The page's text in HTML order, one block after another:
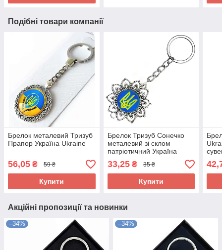
Подібні товари компанії
Брелок металевий Тризуб
Прапор Україна Ukraine
56,05 ₴ 59 ₴
Купити
Брелок Тризуб Сонечко
металевий зі склом
патріотичний Україна
33,25₴ 35 ₴
Купити
Акційні пропозиції та новинки
–34% –34%